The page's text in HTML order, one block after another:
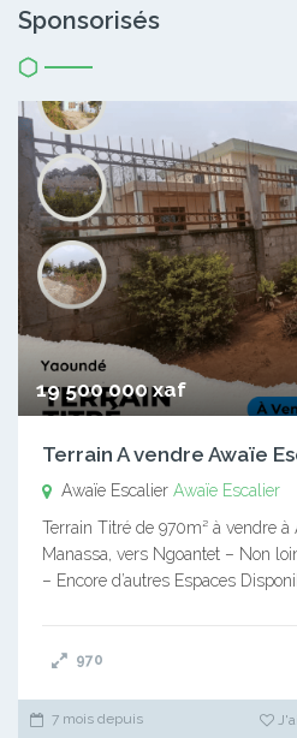
Sponsorisés
19 500 000 xaf
Terrain A vendre Awaïe
Awaïe Escalier Awaïe Escalier
Terrain Titré de 970m² à vendre à
Manassa, vers Ngoantet – Non
– Encore d’autres Espaces
970
7 mois depuis